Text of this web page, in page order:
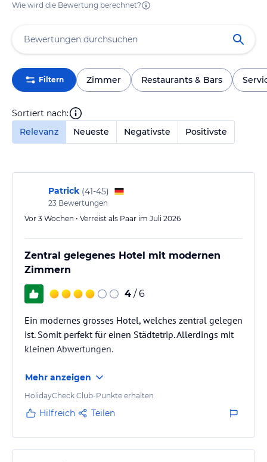
Wie wird die Bewertung berechnet?
Filtern Zimmer Restaurants & Bars
Sortiert nach:
Relevanz
Neueste Negativste Positivste
Patrick (41-45)
23 Bewertungen
Vor 3 Wochen • Verreist als Paar im Juli 2026
Zentral gelegenes Hotel mit modernen
Zimmern
4 / 6
Ein modernes grosses Hotel, welches zentral gelegen
ist. Somit perfekt für einen Städtetrip. Allerdings mit
kleinen Abwertungen.
Mehr anzeigen
HolidayCheck Club-Punkte erhalten
Hilfreich Teilen